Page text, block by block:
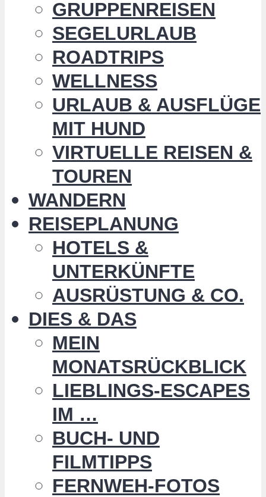
GRUPPENREISEN
SEGELURLAUB
ROADTRIPS
WELLNESS
URLAUB & AUSFLÜGE
MIT HUND
VIRTUELLE REISEN &
TOUREN
WANDERN
REISEPLANUNG
HOTELS &
UNTERKÜNFTE
AUSRÜSTUNG & CO.
DIES & DAS
MEIN
MONATSRÜCKBLICK
LIEBLINGS-ESCAPES
IM …
BUCH- UND
FILMTIPPS
FERNWEH-FOTOS